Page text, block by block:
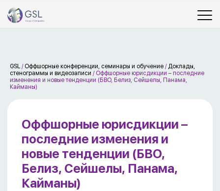
GSL / Оффшорные конференции, семинары и обучение /Доклады,
стенограммы и видеозаписи / Оффшорные юрисдикции – последние
изменения и новые тенденции (БВО, Белиз, Сейшелы, Панама,
Кайманы)
Оффшорные юрисдикции –
последние изменения и
новые тенденции (БВО,
Белиз, Сейшелы, Панама,
Кайманы)